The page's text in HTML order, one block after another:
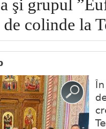
şi grupul
colinde la